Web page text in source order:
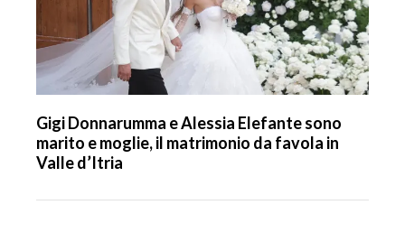
Gigi Donnarumma e Alessia Elefante sono
marito e moglie, il matrimonio da favola in
Valle d’Itria